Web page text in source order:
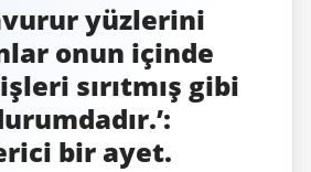
yüzlerini
onun içinde
sırıtmış gibi
bir ayet.